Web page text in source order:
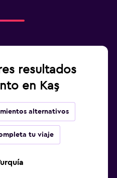
resultados
en Kaş
alternativos
tu viaje